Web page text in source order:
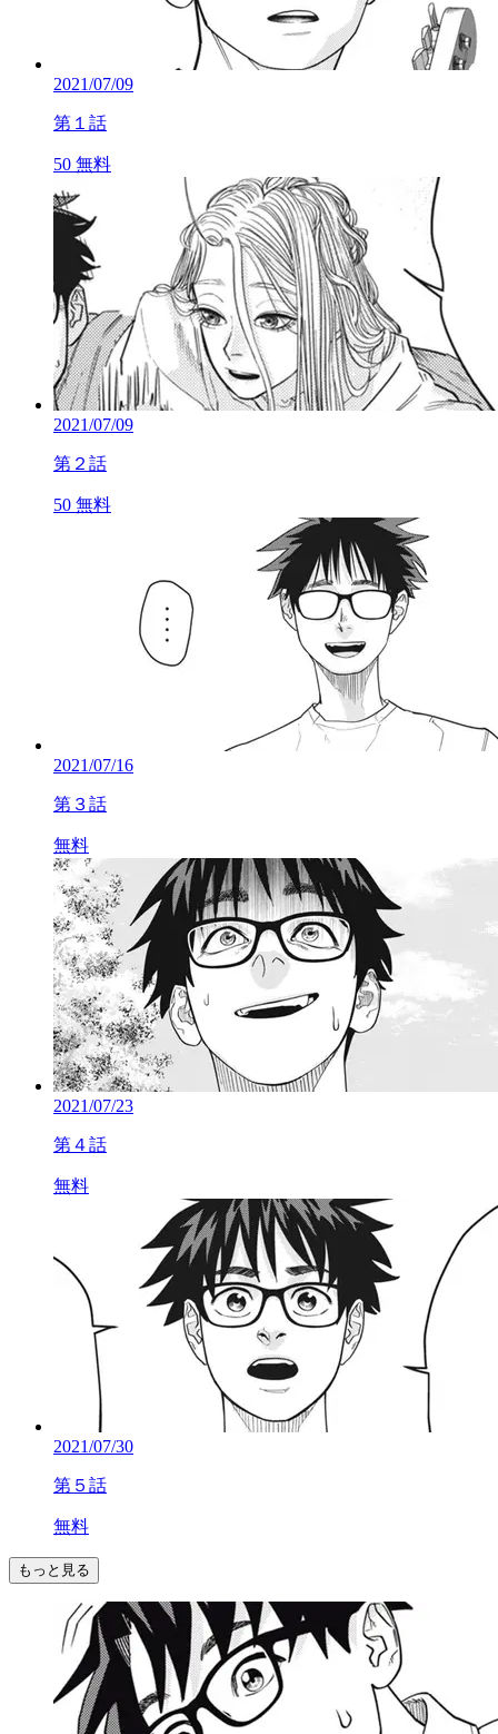
2021/07/09
第１話
50 無料
2021/07/09
第２話
50 無料
2021/07/16
第３話
無料
2021/07/23
第４話
無料
2021/07/30
第５話
無料
もっと見る